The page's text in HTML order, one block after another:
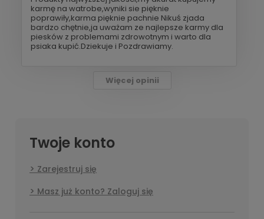
karmę na watrobe,wyniki sie pięknie
poprawiły,karma pięknie pachnie Nikuś zjada
bardzo chętnie,ja uważam ze najlepsze karmy dla
piesków z problemami zdrowotnym i warto dla
psiaka kupić.Dziekuje i Pozdrawiamy.
Więcej opinii
Twoje konto
Zarejestruj się
Masz już konto? Zaloguj się